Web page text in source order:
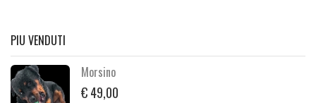
PIU VENDUTI
Morsino
€ 49,00